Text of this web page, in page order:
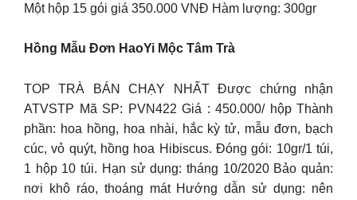
Một hộp 15 gói giá 350.000 VNĐ Hàm lượng: 300gr
Hồng Mẫu Đơn HaoYi Mộc Tâm Trà
TOP TRÀ BÁN CHẠY NHẤT Được chứng nhận
ATVSTP Mã SP: PVN422 Giá : 450.000/ hộp Thành
phần: hoa hồng, hoa nhài, hắc kỳ tử, mẫu đơn, bạch
cúc, vỏ quýt, hồng hoa Hibiscus. Đóng gói: 10gr/1 túi,
1 hộp 10 túi. Hạn sử dụng: tháng 10/2020 Bảo quản:
nơi khô ráo, thoáng mát Hướng dẫn sử dụng: nên